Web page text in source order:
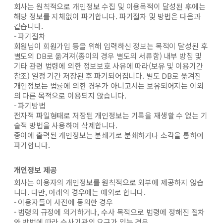
회사는 원칙적으로 개인정보 수집 및 이용목적이 달성된 후에는
해당 정보를 지체없이 파기합니다. 파기절차 및 방법은 다음과
같습니다.
- 파기절차
회원님이 회원가입 등을 위해 입력하신 정보는 목적이 달성된 후
별도의 DB로 옮겨져(종이의 경우 별도의 서류함) 내부 방침 및
기타 관련 법령에 의한 정보보호 사유에 따라(보유 및 이용기간
참조) 일정 기간 저장된 후 파기되어집니다. 별도 DB로 옮겨진
개인정보는 법률에 의한 경우가 아니고서는 보유되어지는 이외
의 다른 목적으로 이용되지 않습니다.
- 파기방법
전자적 파일형태로 저장된 개인정보는 기록을 재생할 수 없는 기
술적 방법을 사용하여 삭제합니다.
종이에 출력된 개인정보는 분쇄기로 분쇄하거나 소각을 통하여
파기합니다.
개인정보 제공
회사는 이용자의 개인정보를 원칙적으로 외부에 제공하지 않습
니다. 다만, 아래의 경우에는 예외로 합니다.
- 이용자들이 사전에 동의한 경우
- 법령의 규정에 의거하거나, 수사 목적으로 법령에 정해진 절차